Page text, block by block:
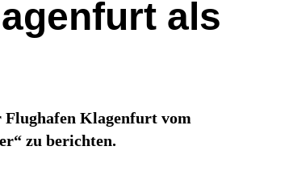
als
Flughafen Klagenfurt vom
zu berichten.